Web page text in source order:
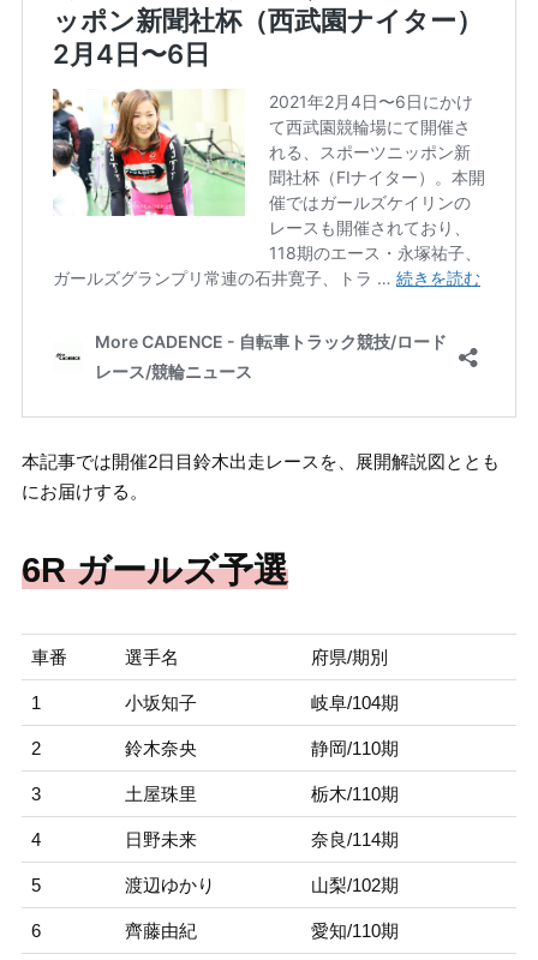
本記事では開催2日目鈴木出走レースを、展開解説図ととも
にお届けする。
6R ガールズ予選
車番 選手名 府県/期別
1 小坂知子 岐阜/104期
2 鈴木奈央 静岡/110期
3 土屋珠里 栃木/110期
4 日野未来 奈良/114期
5 渡辺ゆかり 山梨/102期
6 齊藤由紀 愛知/110期